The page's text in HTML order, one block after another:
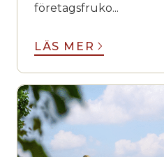
företagsfruko...
LÄS MER